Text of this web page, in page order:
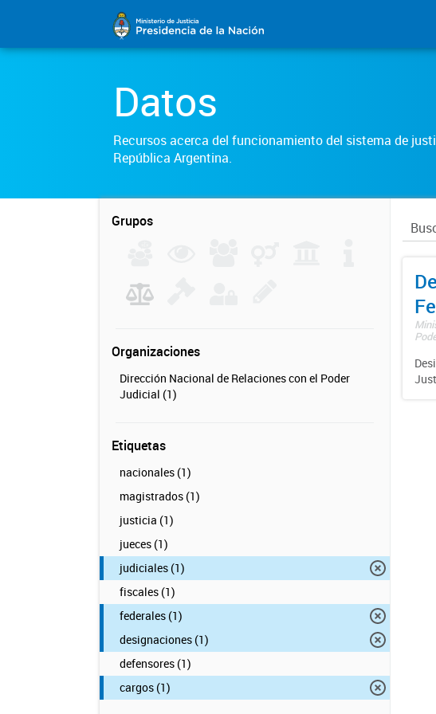
Datos
Recursos acerca del funcionamiento del sistema de
República Argentina.
Grupos
Organizaciones
Dirección Nacional de Relaciones con el Poder
Judicial (1)
Etiquetas
nacionales (1)
magistrados (1)
justicia (1)
jueces (1)
judiciales (1)
fiscales (1)
federales (1)
designaciones (1)
defensores (1)
cargos (1)